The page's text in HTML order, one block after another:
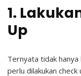
1.
Up
Ternyata tidak hanya
perlu dilakukan check